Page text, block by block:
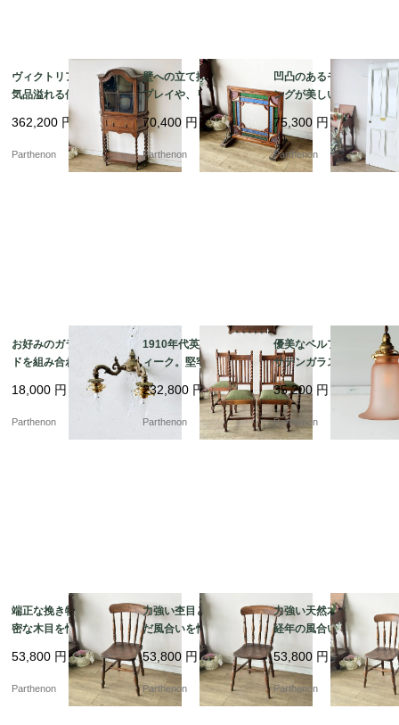
ヴィクトリア朝後期の
気品溢れる佇まいのツ
イストレッグ・ガラス
キャビネット【k108】
362,200 円
Parthenon
壁への立て掛けディス
プレイや、リノベーシ
ョンの造作装飾パーツ
に。色鮮やかな型板ガ
ラスが光に煌めく木製
パネル【2271】
70,400 円
Parthenon
凹凸のあるモールディ
ングが美しい現状渡し
の建具。シャビーホワ
イトの4パネル木製ペイ
ントドア【6697】
75,300 円
Parthenon
お好みのガラスシェー
ドを組み合わせて楽し
める灯具。重厚なダイ
キャスト製の2灯式ウォ
18,000 円
Parthenon
1910年代英国製アンテ
ィーク。堅牢なオーク
無垢材のツイストダイ
ニングチェア4脚セット
232,800 円
Parthenon
優美なベルフラワー型
サテンガラスシェー
ド。温かみのあるピン
クが空間を彩るペンダ
ントライト【ls216-7】
35,200 円
Parthenon
端正な挽き物細工と緻
密な木目を愉しむ、ク
ラシカルな椅子。深み
のある重厚な色艶が空
間を引き締める、木製
キッチンチェア【c313
53,800 円
Parthenon
力強い杢目と時を刻ん
だ風合いを愉しむ、ク
ラシカルなダイニング
チェア。美しい挽き物
加工の背もたれが目を
惹く、木製カントリー
53,800 円
Parthenon
力強い天然木の木目と
経年の風合いを愉しむ
クラシカルな椅子。美
しい旋盤加工のスポン
ドルが映える木製キッ
チンチェア【c313-1】
53,800 円
Parthenon